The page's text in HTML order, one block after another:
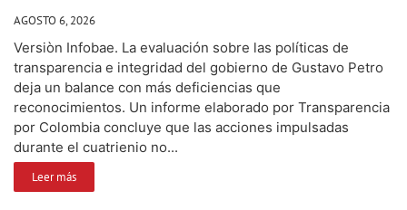
AGOSTO 6, 2026
Versiòn Infobae. La evaluación sobre las políticas de
transparencia e integridad del gobierno de Gustavo Petro
deja un balance con más deficiencias que
reconocimientos. Un informe elaborado por Transparencia
por Colombia concluye que las acciones impulsadas
durante el cuatrienio no...
Leer más